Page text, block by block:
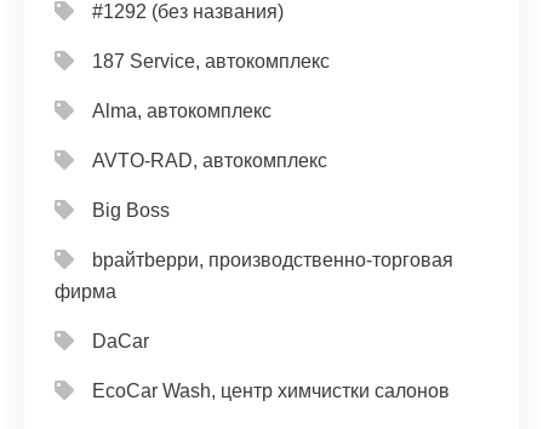
#1292 (без названия)
187 Service, автокомплекс
Alma, автокомплекс
AVTO-RAD, автокомплекс
Big Boss
bрайтbерри, производственно-торговая
фирма
DaCar
EcoCar Wash, центр химчистки салонов